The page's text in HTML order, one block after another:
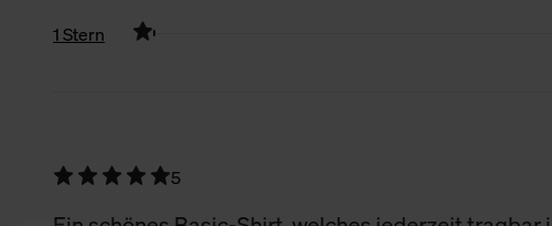
1 Stern
5